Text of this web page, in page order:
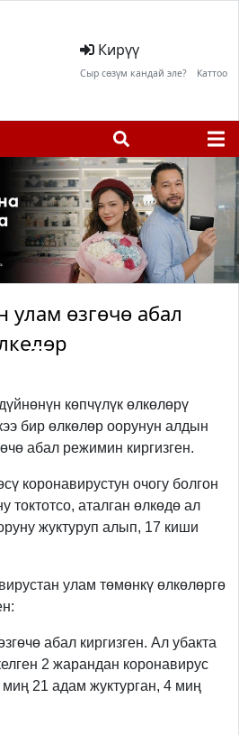
Кирүү
Сыр сөзүм кандай эле? Каттоо
улам өзгөчө абал
көпчүлүк өлкөлөрү
бир өлкөлөр оорунун алдын
абал режимин киргизген.
коронавирустун очогу болгон
токтотсо, аталган өлкөдө ал
жуктуруп алып, 17 киши
улам төмөнкү өлкөлөргө
абал киргизген. Ал убакта
2 жарандан коронавирус
21 адам жуктурган, 4 миң